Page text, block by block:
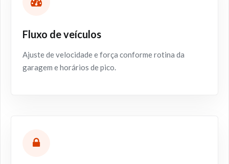
Fluxo de veículos
Ajuste de velocidade e força conforme rotina da
garagem e horários de pico.